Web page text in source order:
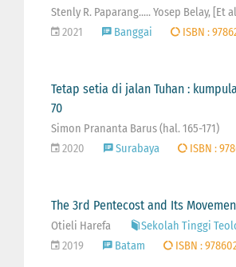
Stenly R. Paparang..... Yosep Belay, [Et
2021
Banggai ISBN :
Tetap setia di jalan Tuhan :
70
Simon Prananta Barus (hal. 165-171)
2020
Surabaya ISBN :
The 3rd Pentecost and Its
Otieli Harefa
Sekolah Tinggi
2019
Batam ISBN :